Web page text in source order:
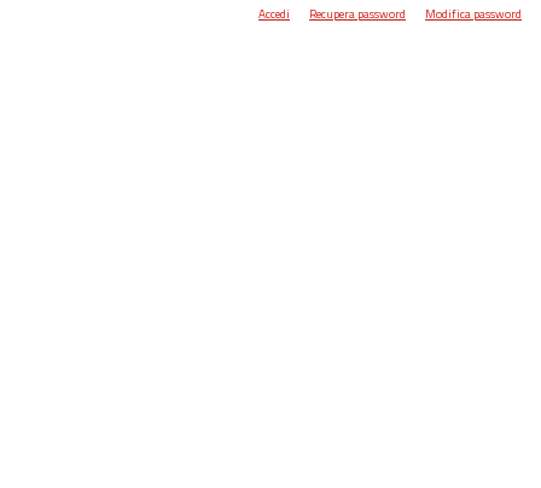
Accedi Recupera password Modifica password